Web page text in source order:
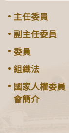
主任委員
副主任委員
委員
組織法
國家人權委員
會簡介